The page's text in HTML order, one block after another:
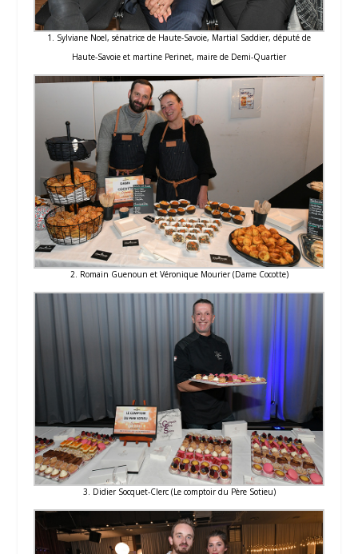
1. Sylviane Noel, sénatrice de Haute-Savoie, Martial Saddier, député de
Haute-Savoie et martine Perinet, maire de Demi-Quartier
2. Romain Guenoun et Véronique Mourier (Dame Cocotte)
3. Didier Socquet-Clerc (Le comptoir du Père Sotieu)